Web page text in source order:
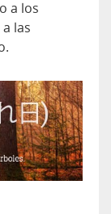
a los
las